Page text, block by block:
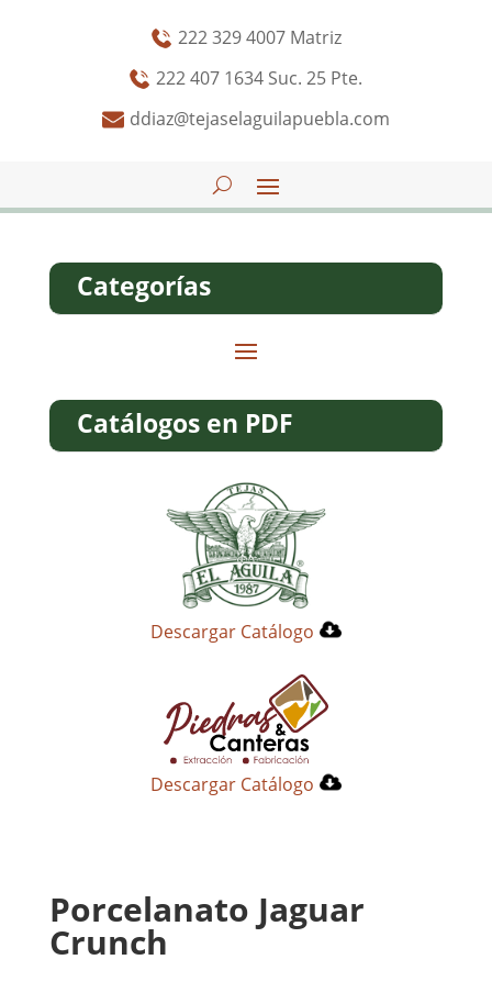
222 329 4007 Matriz
222 407 1634 Suc. 25 Pte.
ddiaz@tejaselaguilapuebla.com
Categorías
Catálogos en PDF
Descargar Catálogo
Descargar Catálogo
Porcelanato Jaguar
Crunch